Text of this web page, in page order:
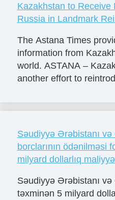
Kazakhstan to Receive
Russia in Landmark
The Astana Times
information from
world. ASTANA –
another effort to
Səudiyyə Ərəbistanı
borclarının ödənilməsi
milyard dollarlıq
Səudiyyə Ərəbistanı
təxminən 5 milyard